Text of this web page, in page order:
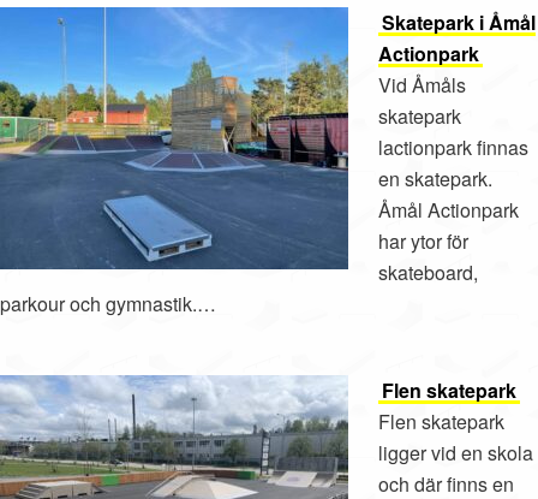
Skatepark i Åmål
Actionpark
Vid Åmåls
skatepark
lactionpark finnas
en skatepark.
Åmål Actionpark
har ytor för
skateboard,
parkour och gymnastik.…
Flen skatepark
Flen skatepark
ligger vid en skola
och där finns en